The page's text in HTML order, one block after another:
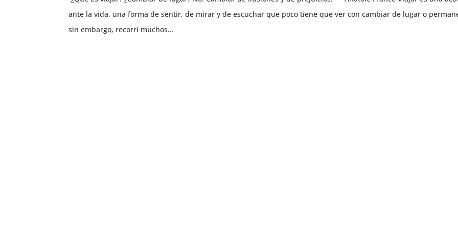
ante la vida, una forma de sentir, de mirar y de escuchar que poco tiene que ver con cambiar de lugar o
sin embargo, recorrí muchos...